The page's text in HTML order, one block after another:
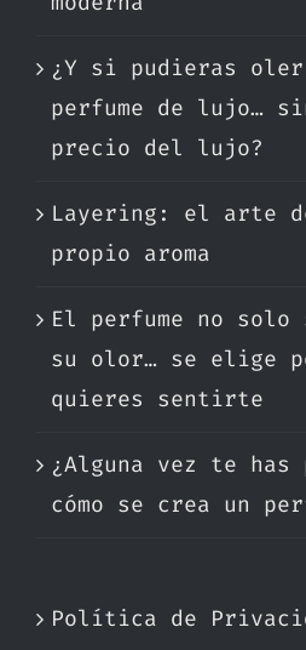
¿Y si pudieras oler
perfume de lujo…
precio del lujo?
Layering: el arte
propio aroma
El perfume no
su olor… se elige
quieres sentirte
¿Alguna vez te has
cómo se crea un
Política de